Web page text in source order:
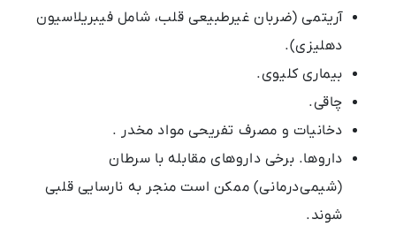
آریتمی (ضربان غیرطبیعی قلب، شامل فیبریلاسیون
دهلیزی).
بیماری کلیوی.
چاقی.
دخانیات و مصرف تفریحی مواد مخدر .
داروها. برخی داروهای مقابله با سرطان
(شیمی‌درمانی) ممکن است منجر به نارسایی قلبی
شوند.